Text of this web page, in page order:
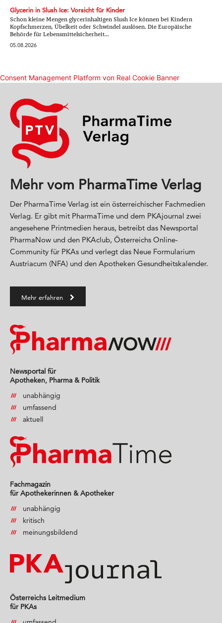
Mehr vom PharmaTime Verlag
Der PharmaTime Verlag ist ein österreichischer Fachmedien
Verlag. Er gibt mit PharmaTime und dem PKAjournal zwei
angesehene Printmedien heraus, betreibt das Newsportal
PharmaNow und den PKAclub, Österreichs Online-
Community für PKAs und verlegt das Neue Formularium
Austriacum (NFA) und den Apotheken Gesundheitskalender.
Mehr erfahren
Newsportal für
Apotheken, Pharma & Politik
unabhängig
umfassend
aktuell
Fachmagazin
für Apothekerinnen & Apotheker
unabhängig
kritisch
meinungsbildend
Österreichs Leitmedium
für PKAs